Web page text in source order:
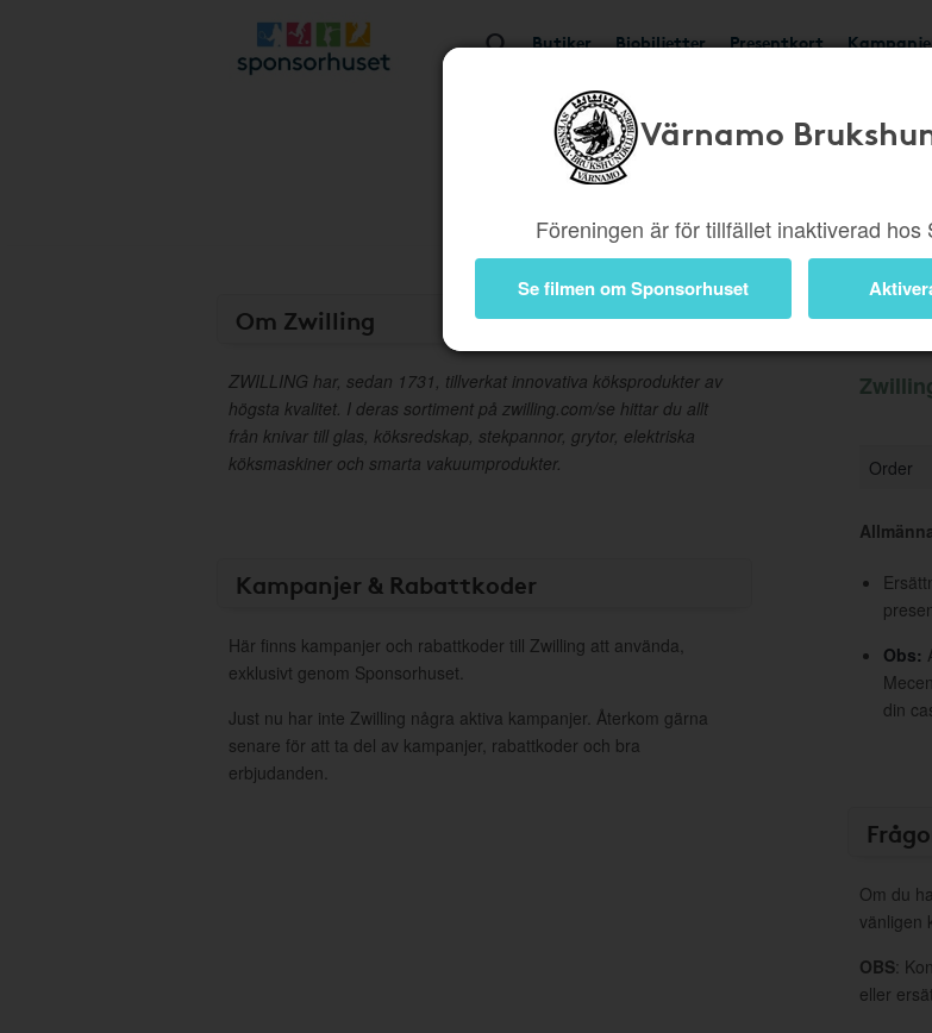
Butiker Biobiljetter Presentkort
Värnamo
Föreningen är för tillfället inaktiverad hos
Se filmen om Sponsorhuset
Om Zwilling
ZWILLING har, sedan 1731, tillverkat innovativa köksprodukter av
högsta kvalitet. I deras sortiment på zwilling.com/se hittar du allt
från knivar till glas, köksredskap, stekpannor, grytor, elektriska
köksmaskiner och smarta vakuumprodukter.
Kampanjer & Rabattkoder
Här finns kampanjer och rabattkoder till Zwilling att använda,
exklusivt genom Sponsorhuset.
Just nu har inte Zwilling några aktiva kampanjer. Återkom gärna
senare för att ta del av kampanjer, rabattkoder och bra
erbjudanden.
Order
Obs:
din
Om du
vänligen
OBS:
eller